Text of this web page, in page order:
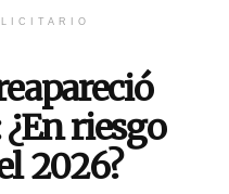
¿En riesgo
2026?